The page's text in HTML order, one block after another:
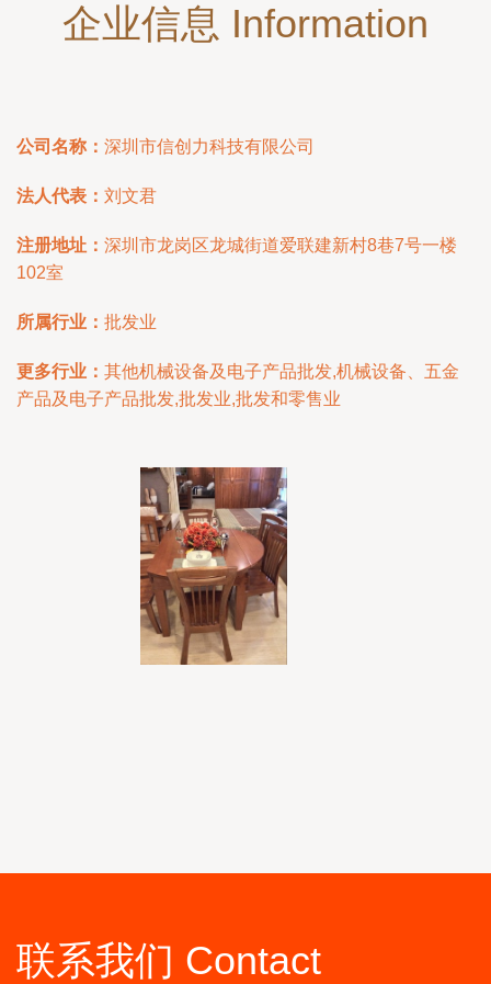
企业信息 Information
公司名称： 深圳市信创力科技有限公司
法人代表： 刘文君
注册地址： 深圳市龙岗区龙城街道爱联建新村8巷7号一楼
102室
所属行业： 批发业
更多行业： 其他机械设备及电子产品批发,机械设备、五金
产品及电子产品批发,批发业,批发和零售业
联系我们 Contact